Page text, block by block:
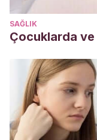
patients and
PLoS One, 2015.
SAĞLIK
Çocuklarda